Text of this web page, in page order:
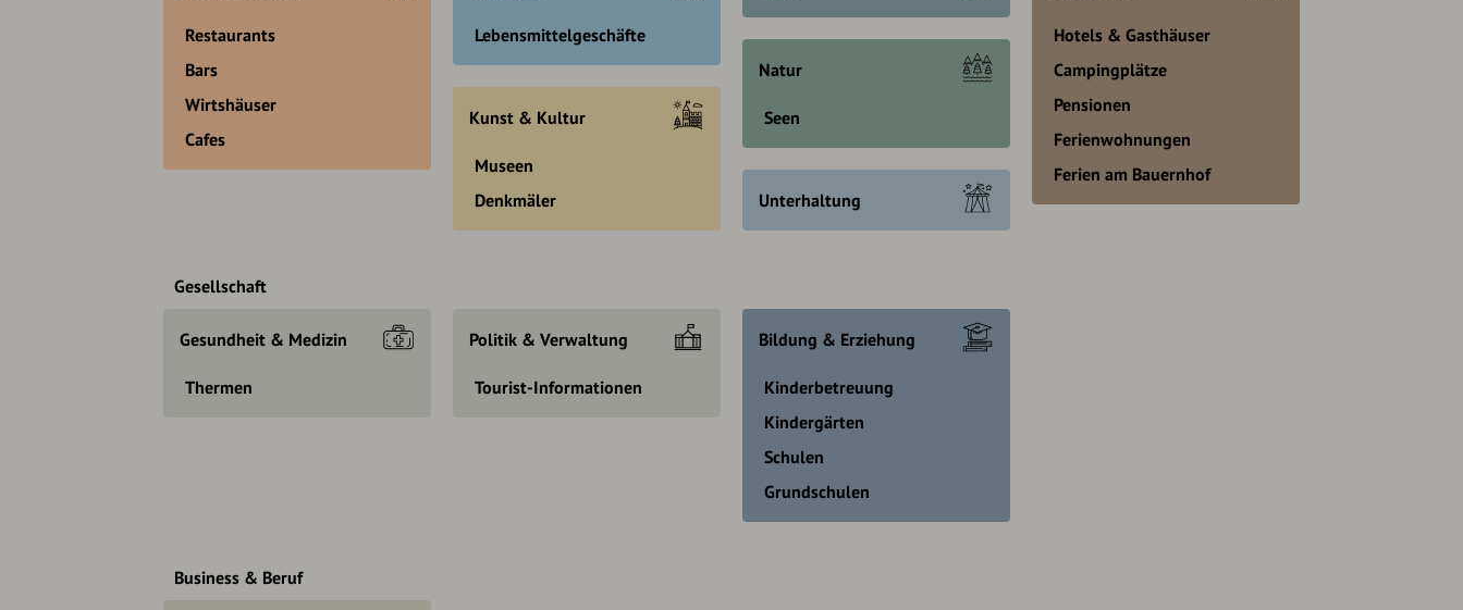
Restaurants
Bars
Wirtshäuser
Cafes
Lebensmittelgeschäfte
Kunst & Kultur
Museen
Denkmäler
Natur
Seen
Unterhaltung
Hotels & Gasthäuser
Campingplätze
Pensionen
Ferienwohnungen
Ferien am Bauernhof
Gesellschaft
Gesundheit & Medizin
Thermen
Politik & Verwaltung
Tourist-Informationen
Bildung & Erziehung
Kinderbetreuung
Kindergärten
Schulen
Grundschulen
Business & Beruf